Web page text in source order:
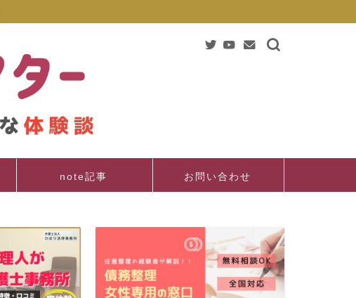
note記事 お問い合わせ